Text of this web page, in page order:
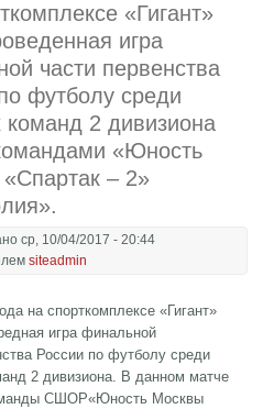
«Гигант»
игра
части первенства
футболу среди
команд 2 дивизиона
«Юность
– 2»
ср, 10/04/2017 - 20:44
siteadmin
на спорткомплексе «Гигант»
игра финальной
России по футболу среди
2 дивизиона. В данном матче
СШОР«Юность Москвы